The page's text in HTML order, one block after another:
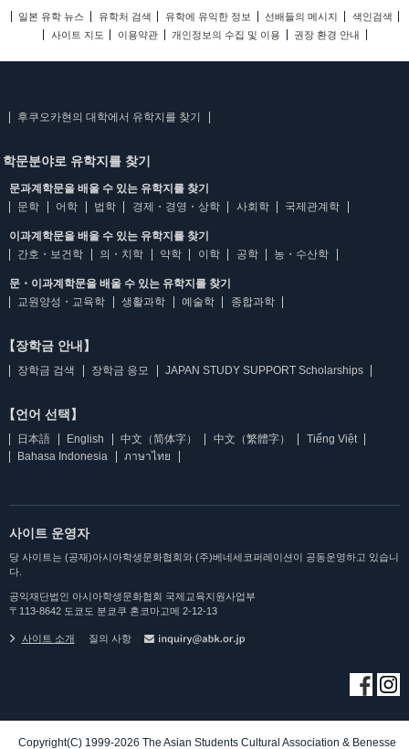
일본 유학 뉴스 유학처 검색 유학에 유익한 정보 선배들의 메시지
색인검색
사이트 지도
이용약관 개인정보의 수집 및 이용 권장 환경 안내
후쿠오카현의 대학에서 유학지를 찾기
학문분야로 유학지를 찾기
문과계학문을 배울 수 있는 유학지를 찾기
문학
어학 법학 경제・경영・상학 사회학 국제관계학
이과계학문을 배울 수 있는 유학지를 찾기
간호・보건학
의・치학 약학 이학 공학 농・수산학
문・이과계학문을 배울 수 있는 유학지를 찾기
교원양성・교육학
생활과학 예술학 종합과학
【장학금 안내】
장학금 검색 장학금 응모 JAPAN STUDY SUPPORT Scholarships
【언어 선택】
日本語 English 中文（简体字） 中文（繁體字）
Tiếng Việt
Bahasa Indonesia
ภาษาไทย
사이트 운영자
당 사이트는 (공재)아시아학생문화협회와 (주)베네세코퍼레이션이 공동운영하고 있습니
다.
공익재단법인 아시아학생문화협회 국제교육지원사업부
〒113-8642 도쿄도 분쿄쿠 혼코마고메 2-12-13
사이트 소개 질의 사항
Copyright(C) 1999-2026 The Asian Students Cultural Association & Benesse